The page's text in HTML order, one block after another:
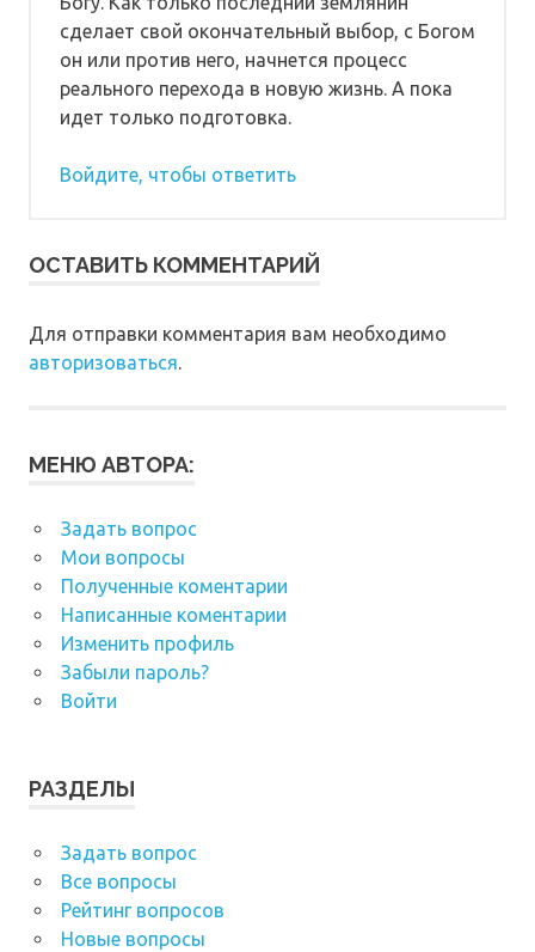
сделает свой окончательный выбор, с Богом
он или против него, начнется процесс
реального перехода в новую жизнь. А пока
идет только подготовка.
Войдите, чтобы ответить
ОСТАВИТЬ КОММЕНТАРИЙ
Для отправки комментария вам необходимо
авторизоваться.
МЕНЮ АВТОРА:
Задать вопрос
Мои вопросы
Полученные коментарии
Написанные коментарии
Изменить профиль
Забыли пароль?
Войти
РАЗДЕЛЫ
Задать вопрос
Все вопросы
Рейтинг вопросов
Новые вопросы